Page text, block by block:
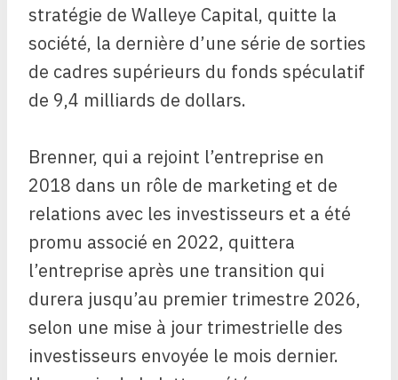
stratégie de Walleye Capital, quitte la
société, la dernière d’une série de sorties
de cadres supérieurs du fonds spéculatif
de 9,4 milliards de dollars.
Brenner, qui a rejoint l’entreprise en
2018 dans un rôle de marketing et de
relations avec les investisseurs et a été
promu associé en 2022, quittera
l’entreprise après une transition qui
durera jusqu’au premier trimestre 2026,
selon une mise à jour trimestrielle des
investisseurs envoyée le mois dernier.